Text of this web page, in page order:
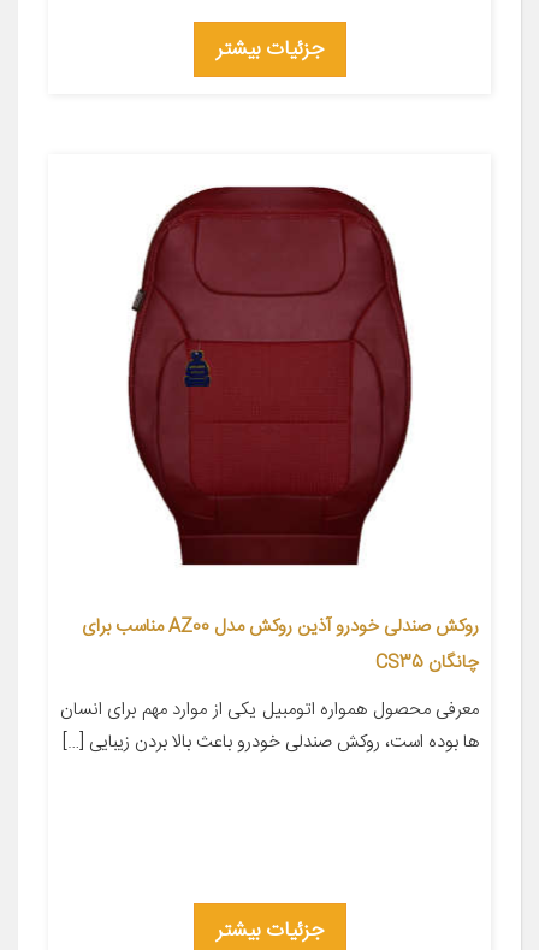
جزئیات بیشتر
روکش صندلی خودرو آذین روکش مدل AZ00 مناسب برای
چانگان CS35
معرفی محصول همواره اتومبیل یکی از موارد مهم برای انسان
ها بوده است، روکش صندلی خودرو باعث بالا بردن زیبایی […]
جزئیات بیشتر